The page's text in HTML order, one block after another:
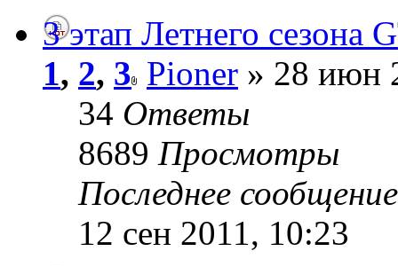
3 этап Летнего сезона
1, 2, 3 Pioner » 28 июн
34 Ответы
8689 Просмотры
Последнее
12 сен 2011, 10:23